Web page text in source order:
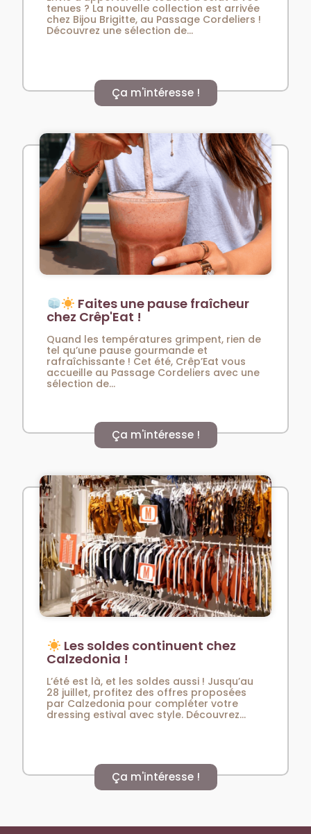
tenues ? La nouvelle collection est arrivée
chez Bijou Brigitte, au Passage Cordeliers !
Découvrez une sélection de...
Ça m'intéresse !
Faites une pause fraîcheur
chez Crêp'Eat !
Quand les températures grimpent, rien de
tel qu’une pause gourmande et
rafraîchissante ! Cet été, Crêp’Eat vous
accueille au Passage Cordeliers avec une
sélection de...
Ça m'intéresse !
Les soldes continuent chez
Calzedonia !
L’été est là, et les soldes aussi ! Jusqu’au
28 juillet, profitez des offres proposées
par Calzedonia pour compléter votre
dressing estival avec style. Découvrez...
Ça m'intéresse !